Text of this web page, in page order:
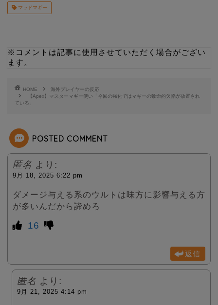
i
マッドマギー
※コメントは記事に使用させていただく場合がござい
ます。
HOME
海外プレイヤーの反応
【Apex】マスターマギー使い「今回の強化ではマギーの致命的欠陥が放置され
ている」
POSTED COMMENT
匿名 より:
9月 18, 2025 6:22 pm
ダメージ与える系のウルトは味方に影響与える方
が多いんだから諦めろ
16
返信
匿名 より:
9月 21, 2025 4:14 pm